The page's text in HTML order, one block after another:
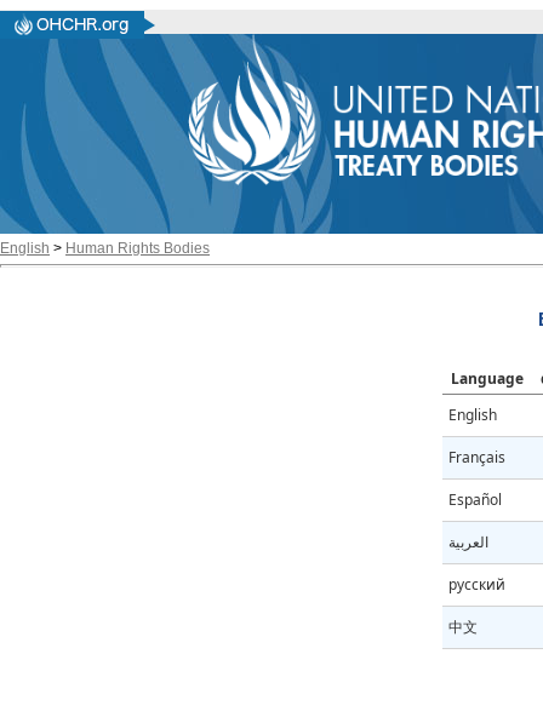
English > Human Rights Bodies
Language
English
Français
Español
العربية
русский
中文